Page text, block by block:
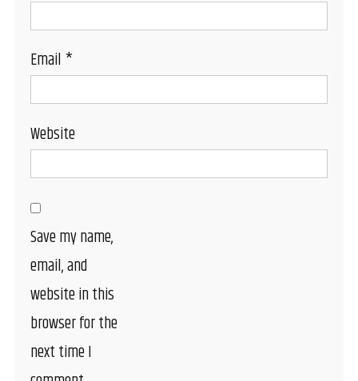
Email*
Website
Save my name,
email, and
website in this
browser for the
next time I